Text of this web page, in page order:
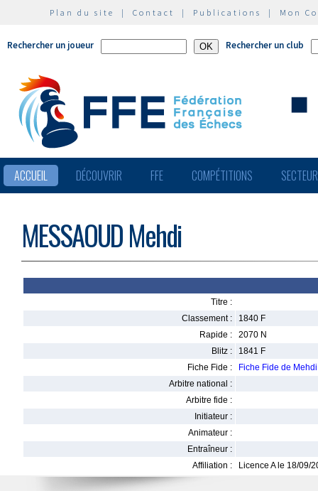
Plan du site | Contact | Publications | Mon
Rechercher un joueur Rechercher un club
ACCUEIL DÉCOUVRIR FFE COMPÉTITIONS
MESSAOUD Mehdi
Titre :
Classement :
1840 F
Rapide :
2070 N
Blitz :
1841 F
Fiche Fide :
Fiche Fide de
Arbitre national :
Arbitre fide :
Initiateur :
Animateur :
Entraîneur :
Affiliation :
Licence A le 18/09/